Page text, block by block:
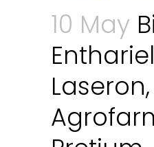
10 May